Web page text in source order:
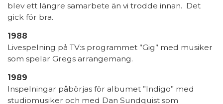
blev ett längre samarbete än vi trodde innan. Det
gick för bra.
1988
Livespelning på TV:s programmet ”Gig” med musiker
som spelar Gregs arrangemang.
1989
Inspelningar påbörjas för albumet ”Indigo” med
studiomusiker och med Dan Sundquist som